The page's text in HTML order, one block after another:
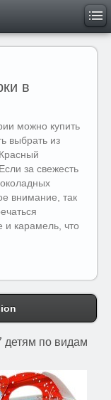
в
можно купить
выбрать из
за свежесть
внимание, так
карамель, что
детям по видам